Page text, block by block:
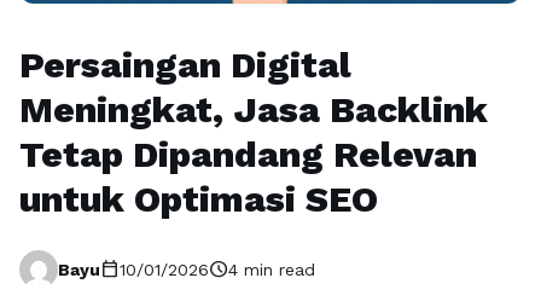
Persaingan Digital
Meningkat, Jasa Backlink
Tetap Dipandang Relevan
untuk Optimasi SEO
Bayucalendar_today10/01/2026schedule4 min read